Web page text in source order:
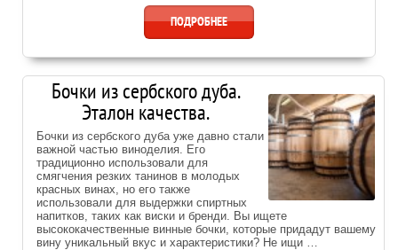
ПОДРОБНЕЕ
Бочки из сербского дуба.
Эталон качества.
Бочки из сербского дуба уже давно стали
важной частью виноделия. Его
традиционно использовали для
смягчения резких танинов в молодых
красных винах, но его также
использовали для выдержки спиртных
напитков, таких как виски и бренди. Вы ищете
высококачественные винные бочки, которые придадут вашему
вину уникальный вкус и характеристики? Не ищи …